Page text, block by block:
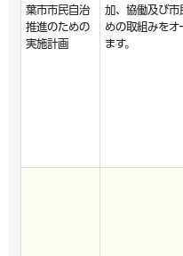
葉市市民自治
推進のための
実施計画
加、協働及び市
めの取組みをオ
ます。